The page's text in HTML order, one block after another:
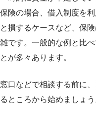
保険の場合、借入制度を
と損するケースなど、保
雑です。一般的な例と比
とが多々あります。
窓口などで相談する前に
るところから始めましょう